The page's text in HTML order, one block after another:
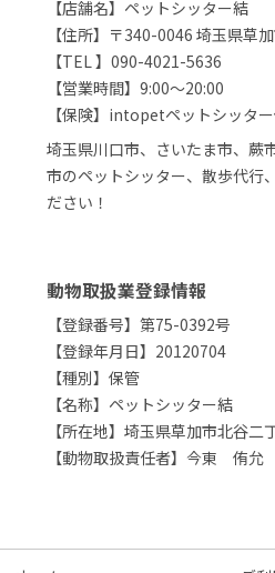
【店舗名】ペットシッター結
【住所】〒340-0046 埼玉県草
【TEL 】090-4021-5636
【営業時間】9:00～20:00
【保険】intopetペットシッタ
埼玉県川口市、さいたま市、蕨
市のペットシッター、散歩代行
ださい！
動物取扱業登録情報
【登録番号】第75-0392号
【登録年月日】20120704
【種別】保管
【名称】ペットシッター結
【所在地】埼玉県草加市北谷二
【動物取扱責任者】今東 侑允